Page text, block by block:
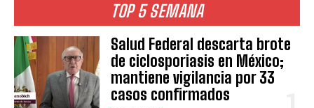
TOP 5 SEMANA
Salud Federal descarta brote
de ciclosporiasis en México;
mantiene vigilancia por 33
casos confirmados